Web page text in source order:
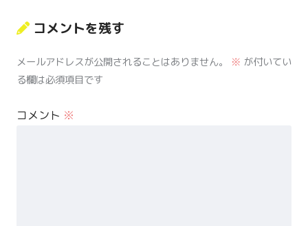
コメントを残す
メールアドレスが公開されることはありません。 ※ が付いてい
る欄は必須項目です
コメント ※